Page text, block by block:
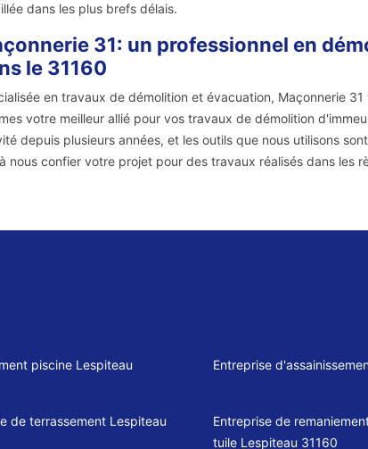
dans les plus brefs délais.
31: un professionnel en
le 31160
en travaux de démolition et évacuation, Maçonnerie
votre meilleur allié pour vos travaux de démolition
depuis plusieurs années, et les outils que nous utilisons
nous confier votre projet pour des travaux réalisés dans les
piscine Lespiteau Entreprise
de terrassement Lespiteau
Entreprise de
tuile Lespiteau 31160